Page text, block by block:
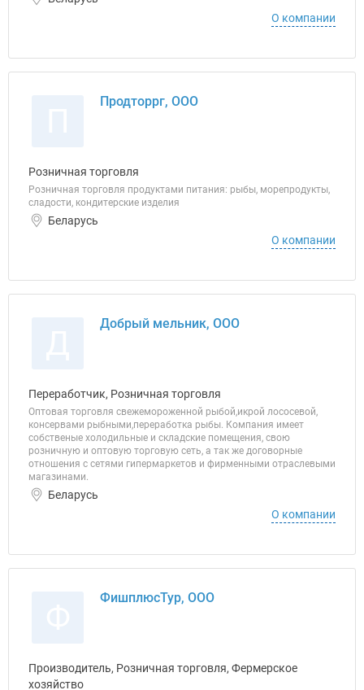
О компании
Продторрг, ООО
Розничная торговля
Розничная торговля продуктами питания: рыбы, морепродукты,
сладости, кондитерские изделия
Беларусь
О компании
Добрый мельник, ООО
Переработчик, Розничная торговля
Оптовая торговля свежемороженной рыбой,икрой лососевой,
консервами рыбными,переработка рыбы. Компания имеет
собственые холодильные и складские помещения, свою
розничную и оптовую торговую сеть, а так же договорные
отношения с сетями гипермаркетов и фирменными отраслевыми
магазинами.
Беларусь
О компании
ФишплюсТур, ООО
Производитель, Розничная торговля, Фермерское
хозяйство